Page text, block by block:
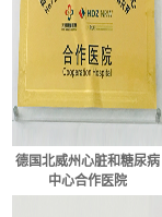
德国北威州心脏和糖尿病
中心合作医院